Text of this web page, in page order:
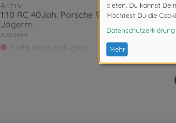
Archiv
1:10 RC 40Jah. Porsche 934 RSR
Jägerm.
300084431
Nicht mehr verfügbar